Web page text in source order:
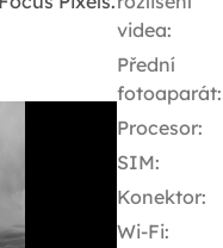
videa:
Přední
fotoaparát:
Procesor:
SIM:
Konektor:
Wi-Fi: